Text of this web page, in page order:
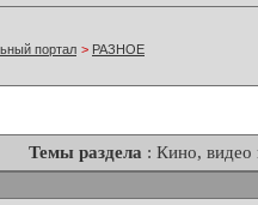
портал > РАЗНОЕ
Темы раздела : Кино,